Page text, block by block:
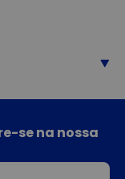
se na nossa